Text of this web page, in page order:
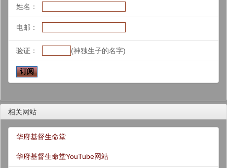
姓名：
电邮：
验证： (神独生子的名字)
相关网站
华府基督生命堂
华府基督生命堂YouTube网站